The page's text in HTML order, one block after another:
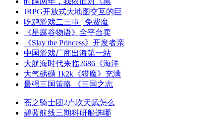
JRPG开放式大地图交互的巨
吃鸡游戏二三事 | 免费魔
《星露谷物语》全平台卖
《Slay the Princess》开发者亲
中国游戏厂商出海第一站
大航海时代来临2686《海洋
大气磅礴 1k2k《猎魔》充满
最强三国策略 《三国之志
苍之骑士团2卢坎天赋怎么
碧蓝航线三期科研船选哪